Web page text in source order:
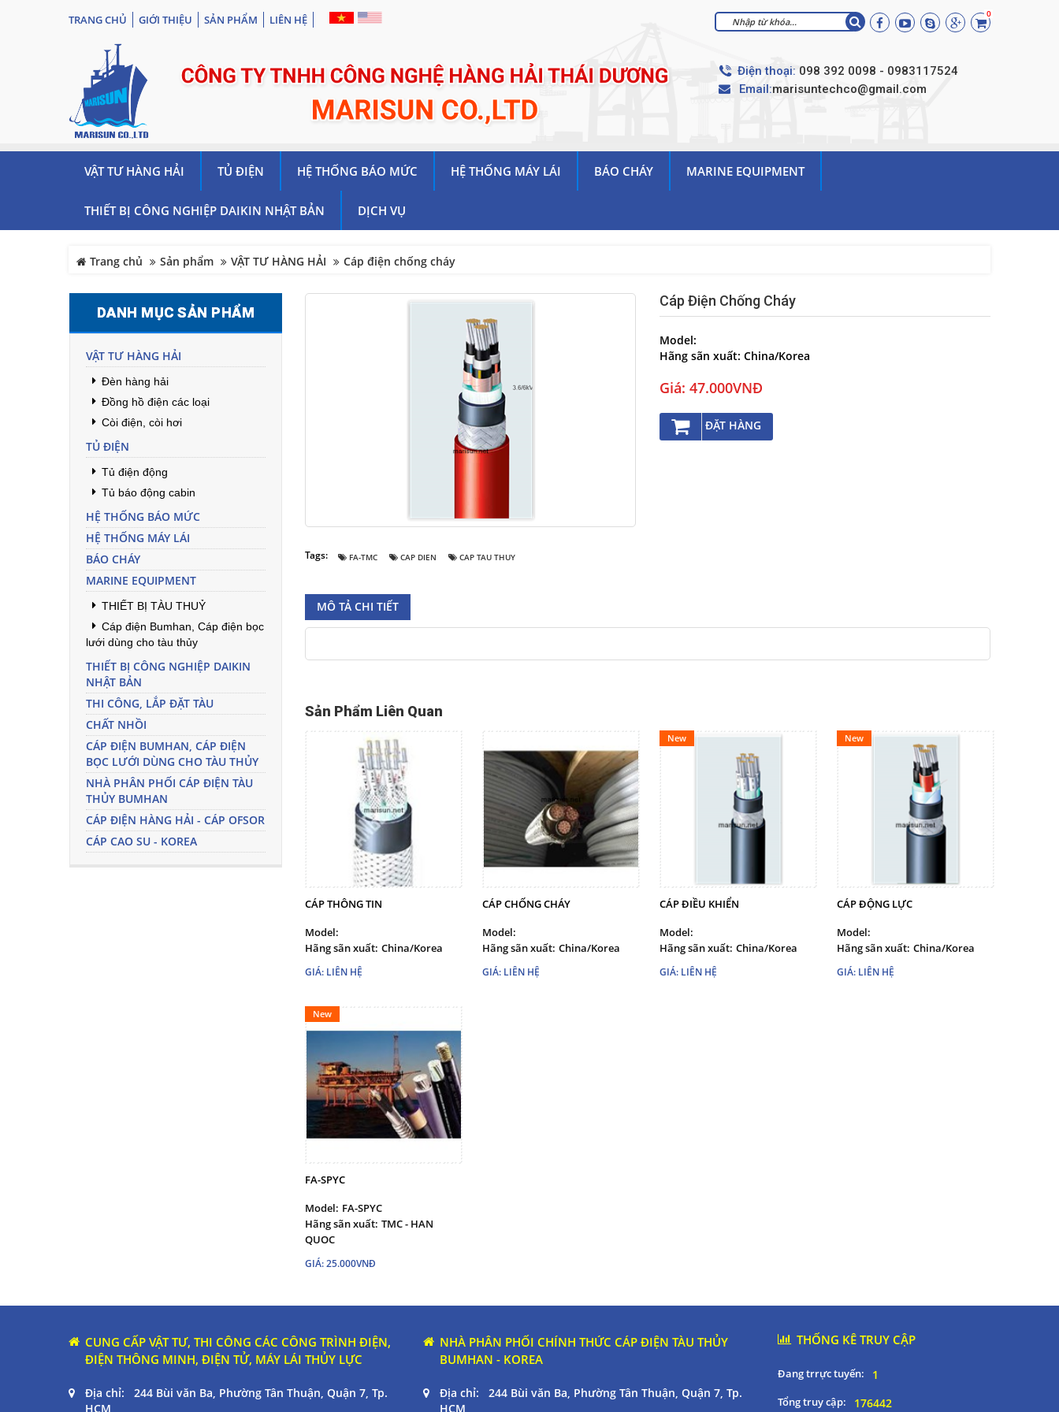
TRANG CHỦ GIỚI THIỆU SẢN PHẨM LIÊN HỆ 0
Điện thoại: 098 392 0098 - 0983117524
Email:marisuntechco@gmail.com
VẬT TƯ HÀNG HẢI TỦ ĐIỆN HỆ THỐNG BÁO MỨC HỆ THỐNG MÁY LÁI BÁO CHÁY MARINE EQUIPMENT
THIẾT BỊ CÔNG NGHIỆP DAIKIN NHẬT BẢN DỊCH VỤ
Trang chủ Sản phẩm VẬT TƯ HÀNG HẢI Cáp điện chống cháy
DANH MỤC SẢN PHẨM
VẬT TƯ HÀNG HẢI
Đèn hàng hải
Đồng hồ điện các loại
Còi điện, còi hơi
TỦ ĐIỆN
Tủ điện động
Tủ báo động cabin
HỆ THỐNG BÁO MỨC
HỆ THỐNG MÁY LÁI
BÁO CHÁY
MARINE EQUIPMENT
THIẾT BỊ TÀU THUỶ
Cáp điện Bumhan, Cáp điện bọc
lưới dùng cho tàu thủy
THIẾT BỊ CÔNG NGHIỆP DAIKIN
NHẬT BẢN
THI CÔNG, LẮP ĐẶT TÀU
CHẤT NHỒI
CÁP ĐIỆN BUMHAN, CÁP ĐIỆN
BỌC LƯỚI DÙNG CHO TÀU THỦY
NHÀ PHÂN PHỐI CÁP ĐIỆN TÀU
THỦY BUMHAN
CÁP ĐIỆN HÀNG HẢI - CÁP OFSOR
CÁP CAO SU - KOREA
Cáp Điện Chống Cháy
Model:
Hãng sãn xuất: China/Korea
Giá: 47.000VNĐ
ĐẶT HÀNG
Tags: FA-TMC CAP DIEN CAP TAU THUY
MÔ TẢ CHI TIẾT
Sản Phẩm Liên Quan
CÁP THÔNG TIN
Model:
Hãng sãn xuất: China/Korea
GIÁ: LIÊN HỆ
CÁP CHỐNG CHÁY
Model:
Hãng sãn xuất: China/Korea
GIÁ: LIÊN HỆ
New
CÁP ĐIỀU KHIỂN
Model:
Hãng sãn xuất: China/Korea
GIÁ: LIÊN HỆ
New
CÁP ĐỘNG LỰC
Model:
Hãng sãn xuất: China/Korea
GIÁ: LIÊN HỆ
New
FA-SPYC
Model: FA-SPYC
Hãng sãn xuất: TMC - HAN
QUOC
GIÁ: 25.000VNĐ
CUNG CẤP VẬT TƯ, THI CÔNG CÁC CÔNG TRÌNH ĐIỆN,
ĐIỆN THÔNG MINH, ĐIỆN TỬ, MÁY LÁI THỦY LỰC
Địa chỉ: 244 Bùi văn Ba, Phường Tân Thuận, Quận 7, Tp.
HCM
NHÀ PHÂN PHỐI CHÍNH THỨC CÁP ĐIỆN TÀU THỦY
BUMHAN - KOREA
Địa chỉ: 244 Bùi văn Ba, Phường Tân Thuận, Quận 7, Tp.
HCM
THỐNG KÊ TRUY CẬP
Đang trrực tuyến: 1
Tổng truy cập: 176442